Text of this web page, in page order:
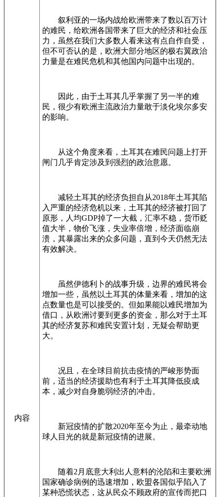
内容
叙利亚的一场内战给欧洲带来了数以百万计
的难民，给欧洲各国带来了巨大的经济和社会压
力，虽然在我们大多数人看来这有点自作自受，
但不可否认的是，欧洲大部分地区的极右翼政治
力量是在难民危机和其他国内问题中出现的。
因此，由于土耳其几乎掌握了另一半的难
民，很少有欧洲主流政治力量敢于淡化埃尔多安
的影响。
从这个角度来看，土耳其在难民问题上打开
闸门几乎肯定涉及到强烈的政治意愿。
减轻土耳其的经济负担自从2018年土耳其陷
入严重的经济危机以来，土耳其的经济被打回了
原形，人均GDP掉了一大截，汇率不稳，货币贬
值大半，物价飞涨，失业率倍增，经济面临崩
溃，其暴露出来的众多问题，直到今天仍然无法
有效解决。
虽然伊德利卜的战事升级，边界的难民将会
增加一些，虽然以土耳其的体量来看，增加的这
点数量也是可以接受的。但如果能以难民增加为
借口，从欧洲讨要到更多的资金，那么对于土耳
其的经济复苏和难民安置计划，无疑会帮助更
大。
况且，在全球目前抗击疫情的严峻形势面
前，适当的经济援助也有利于土耳其降低疫成
本，减少对自身脆弱经济的冲击。
新冠疫情的扩散2020年至今为止，最牵动地
球人目光的就是新冠疫情的进展。
随着2月底意大利出人意料的沦陷和主要欧洲
国家确诊病例的迅速增加，欧盟各国似乎陷入了
某种恐慌状态，这从民众不顾政府的宣传而把口